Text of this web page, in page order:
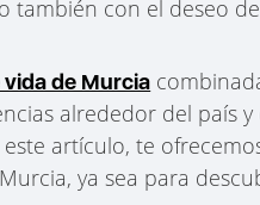
también con el deseo
de Murcia
alrededor del país
artículo, te
ya sea para